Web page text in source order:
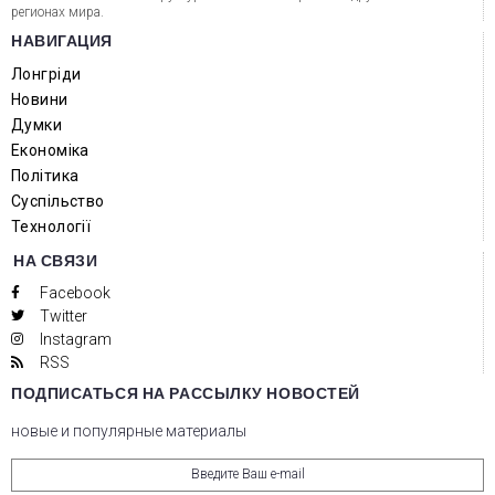
регионах мира.
НАВИГАЦИЯ
Лонгріди
Новини
Думки
Економіка
Політика
Суспільство
Технології
НА СВЯЗИ
Facebook
Twitter
Instagram
RSS
ПОДПИСАТЬСЯ НА РАССЫЛКУ НОВОСТЕЙ
новые и популярные материалы